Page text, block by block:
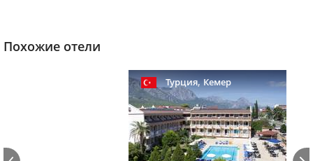
Похожие отели
Турция, Кемер